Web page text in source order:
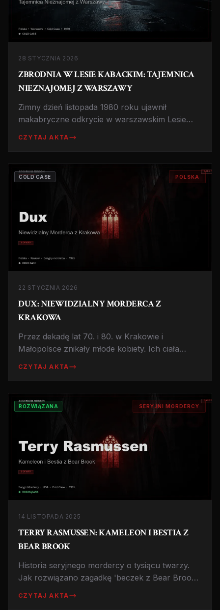
28 STYCZNIA 2026
ZBRODNIA W LESIE KABACKIM: TAJEMNICA
NIEZNAJOMEJ Z WARSZAWY
Zimny dzień listopada 1980 roku ujawnił
makabryczne odkrycie w warszawskim Lesie
CZYTAJ AKTA
COLD CASE POLSKA
22 STYCZNIA 2026
DUX: NIEWIDZIALNY MORDERCA Z
KRAKOWA
Przez dekadę lat 70. i 80. w Krakowie i
Małopolsce znikały młode kobiety. Ich ciała
nierozwiązanego serialnego mordercy w Polsce.
CZYTAJ AKTA
ROZWIĄZANA SERYJNI MORDERCY
14 LISTOPADA 2025
TERRY RASMUSSEN: KAMELEON I BESTIA Z
BEAR BROOK
Historia seryjnego mordercy o tysiącu twarzy.
Jak rozwiązano zagadkę 'beczek z Bear Brook'
CZYTAJ AKTA